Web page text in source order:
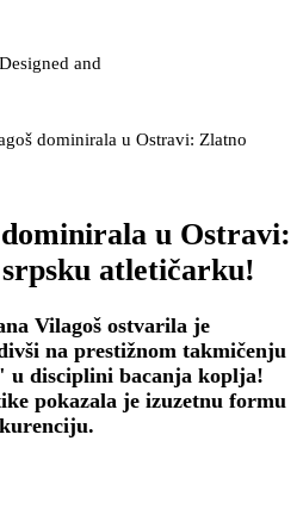
and
dominirala u Ostravi: Zlatno
u Ostravi:
atletičarku!
Vilagoš ostvarila je
na prestižnom takmičenju
u disciplini bacanja koplja!
pokazala je izuzetnu formu